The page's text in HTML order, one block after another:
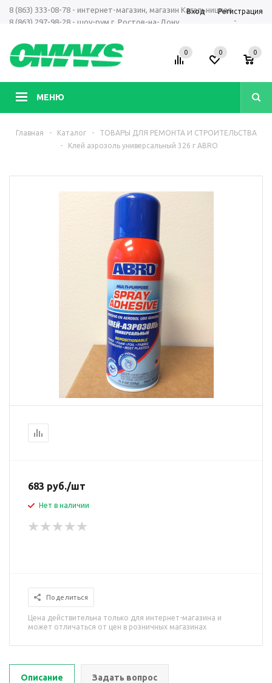
8 (863) 333-08-78 - интернет-магазин, магазин Кагальницкая
8 (863) 297-98-28 - шоу-рум г. Ростов-на-Дону
-
Вход Регистрация
МЕНЮ
0 0 0
Главная - Каталог -
ТОВАРЫ ДЛЯ РЕМОНТА И СТРОИТЕЛЬСТВА
-
Клей аэрозоль универсальный 326 г ABRO
683 руб./шт
Нет в наличии
Поделиться
Цена действительна только для интернет-магазина и
может отличаться от цен в розничных магазинах
Описание Задать вопрос